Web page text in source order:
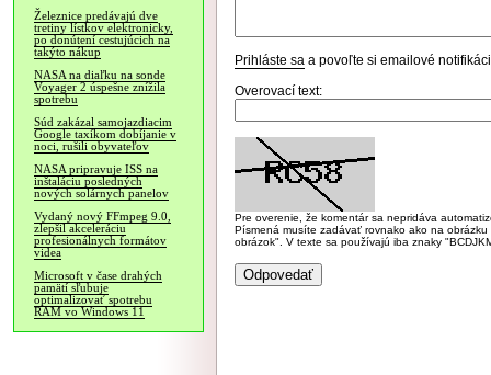
Železnice predávajú dve
tretiny lístkov elektronicky,
po donútení cestujúcich na
takýto nákup
NASA na diaľku na sonde
Voyager 2 úspešne znížila
spotrebu
Súd zakázal samojazdiacim
Google taxíkom dobíjanie v
noci, rušili obyvateľov
NASA pripravuje ISS na
inštaláciu posledných
nových solárnych panelov
Vydaný nový FFmpeg 9.0,
zlepšil akceleráciu
profesionálnych formátov
videa
Microsoft v čase drahých
pamätí sľubuje
optimalizovať spotrebu
RAM vo Windows 11
Prihláste sa a povoľte si emailové
Overovací text:
Pre overenie, že komentár sa nepridáva
Písmená musíte zadávať rovnako ako na
obrázok". V texte sa používajú iba znaky